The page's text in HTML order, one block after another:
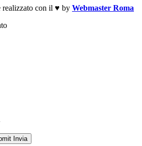
realizzato con il ♥ by Webmaster Roma
Submit Invia